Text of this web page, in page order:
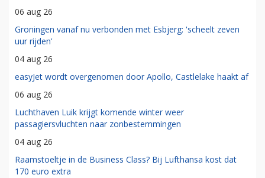
06 aug 26
Groningen vanaf nu verbonden met Esbjerg: 'scheelt zeven
uur rijden'
04 aug 26
easyJet wordt overgenomen door Apollo, Castlelake haakt af
06 aug 26
Luchthaven Luik krijgt komende winter weer
passagiersvluchten naar zonbestemmingen
04 aug 26
Raamstoeltje in de Business Class? Bij Lufthansa kost dat
170 euro extra